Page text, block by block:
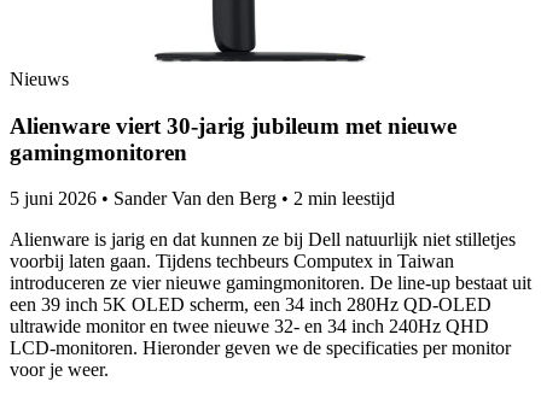
Nieuws
Alienware viert 30-jarig jubileum met nieuwe
gamingmonitoren
5 juni 2026 • Sander Van den Berg • 2 min leestijd
Alienware is jarig en dat kunnen ze bij Dell natuurlijk niet stilletjes
voorbij laten gaan. Tijdens techbeurs Computex in Taiwan
introduceren ze vier nieuwe gamingmonitoren. De line-up bestaat uit
een 39 inch 5K OLED scherm, een 34 inch 280Hz QD-OLED
ultrawide monitor en twee nieuwe 32- en 34 inch 240Hz QHD
LCD-monitoren. Hieronder geven we de specificaties per monitor
voor je weer.